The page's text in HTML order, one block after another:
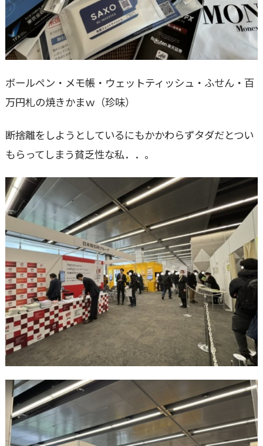
ボールペン・メモ帳・ウェットティッシュ・ふせん・百
万円札の焼きかまｗ（珍味）
断捨離をしようとしているにもかかわらずタダだとつい
もらってしまう貧乏性な私．．。